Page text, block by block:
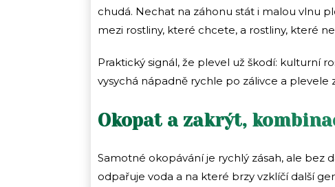
chudá. Nechat na záhonu stát i malou vlnu
mezi rostliny, které chcete, a rostliny, které
Praktický signál, že plevel už škodí: kulturní
vysychá nápadně rychle po zálivce a
Okopat a zakrýt,
Samotné okopávání je rychlý zásah, ale bez
odpařuje voda a na které brzy vzklíčí další